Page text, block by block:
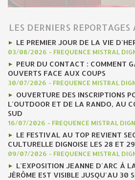
LES DERNIERS REPORTAGES
LE PREMIER JOUR DE LA VIE
03/08/2026 - FREQUENCE MISTRAL
PEUR DU CONTACT : COMMENT
OUVERTS FACE AUX COUPS
30/07/2026 - FREQUENCE MISTRAL
OUVERTURE DES INSCRIPTIONS
L'OUTDOOR ET DE LA RANDO, AU
SUD
16/07/2026 - FREQUENCE MISTRAL
LE FESTIVAL AU TOP REVIENT
CULTURELLE DIGNOISE LES 28 ET
09/07/2026 - FREQUENCE MISTRAL
L'EXPOSITION JEANNE D'ARC À
JÉRÔME EST VISIBLE JUSQU'AU 30